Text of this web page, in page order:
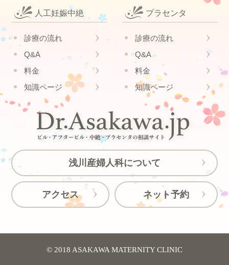
人工妊娠中絶
診療の流れ
Q&A
料金
知識ページ
プラセンタ
診療の流れ
Q&A
料金
知識ページ
浅川産婦人科について
アクセス ネット予約
© 2018 ASAKAWA MATERNITY CLINIC